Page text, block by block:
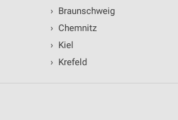
› Braunschweig
› Chemnitz
› Kiel
› Krefeld